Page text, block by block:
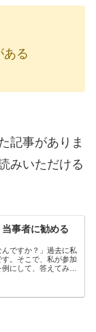
ある
記事がありま
みいただける
事者に勧める
んですか？」過去に私
。そこで、私が参加
にして、答えてみま